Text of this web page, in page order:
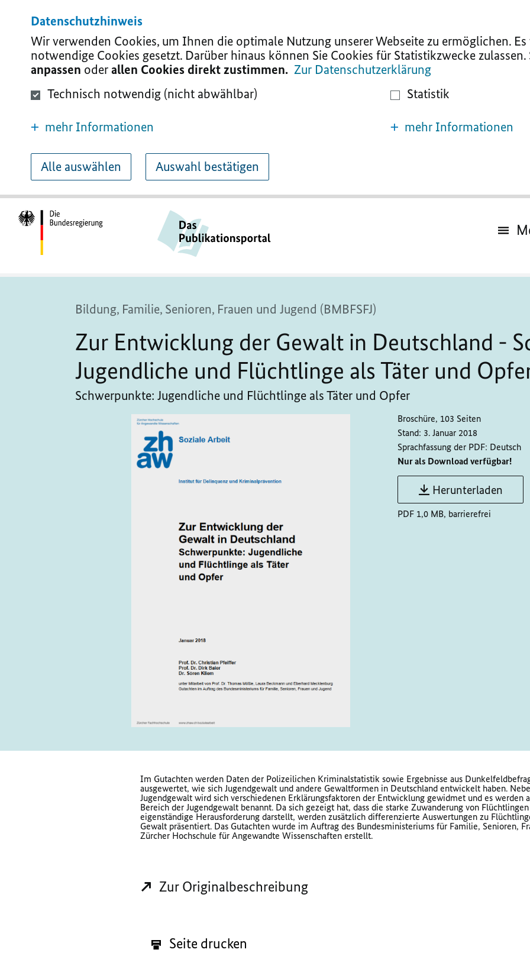
Datenschutzhinweis
Wir verwenden Cookies, um Ihnen die optimale Nutzung unserer Webseite zu ermöglichen.
notwendige Cookies gesetzt. Darüber hinaus können Sie Cookies für Statistikzwecke
anpassen oderallen Cookies direkt zustimmen. Zur Datenschutzerklärung
Technisch notwendig (nicht abwählbar)
mehr Informationen
Statistik
mehr Informationen
Alle auswählen Auswahl bestätigen
Bildung, Familie, Senioren, Frauen und Jugend (BMBFSFJ)
Zur Entwicklung der Gewalt in Deutschland -
Jugendliche und Flüchtlinge als Täter und
Schwerpunkte: Jugendliche und Flüchtlinge als Täter und Opfer
Broschüre, 103 Seiten
Stand: 3. Januar 2018
Sprachfassung der PDF: Deutsch
Nur als Download verfügbar!
Herunterladen
PDF 1,0 MB, barrierefrei
Im Gutachten werden Daten der Polizeilichen Kriminalstatistik sowie Ergebnisse aus
ausgewertet, wie sich Jugendgewalt und andere Gewaltformen in Deutschland entwickelt haben.
Jugendgewalt wird sich verschiedenen Erklärungsfaktoren der Entwicklung gewidmet und es werden
Bereich der Jugendgewalt benannt. Da sich gezeigt hat, dass die starke Zuwanderung von
eigenständige Herausforderung darstellt, werden zusätzlich differenzierte Auswertungen zu
Gewalt präsentiert. Das Gutachten wurde im Auftrag des Bundesministeriums für Familie, Senioren,
Zürcher Hochschule für Angewandte Wissenschaften erstellt.
Zur Originalbeschreibung
Seite drucken